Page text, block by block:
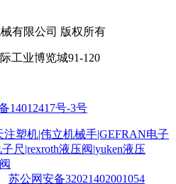
有限公司 版权所有
工业博览城91-120
14012417号-3号
苏公网安备32021402001054